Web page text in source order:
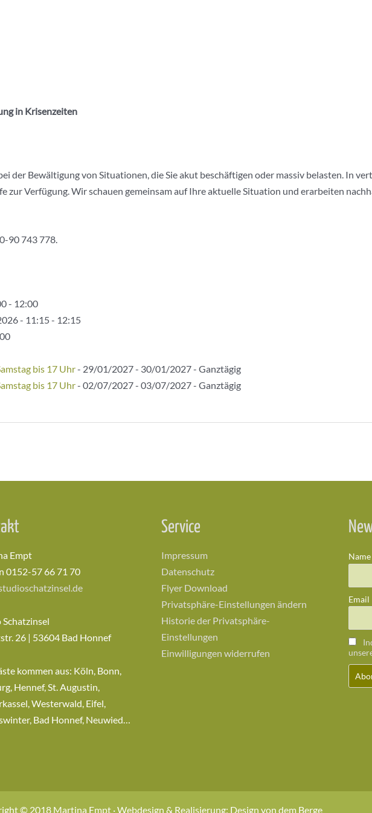
in Krisenzeiten
der Bewältigung von Situationen, die Sie akut beschäftigen oder massiv belasten. In
zur Verfügung. Wir schauen gemeinsam auf Ihre aktuelle Situation und erarbeiten
90 743 778.
- 12:00
- 11:15 - 12:15
bis 17 Uhr- 29/01/2027 - 30/01/2027 - Ganztägig
bis 17 Uhr- 02/07/2027 - 03/07/2027 - Ganztägig
Empt
0152-57 66 71 70
26 | 53604 Bad Honnef
kommen aus: Köln, Bonn,
Hennef, St. Augustin,
Westerwald, Eifel,
Bad Honnef, Neuwied…
Service
Impressum
Datenschutz
Flyer Download
Privatsphäre-Einstellungen ändern
Historie der Privatsphäre-
Einstellungen
Einwilligungen widerrufen
Name
Email
© 2018 Martina Empt · Webdesign & Realisierung: Design von dem Berge